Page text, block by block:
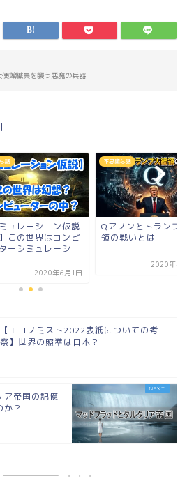
使館職員を襲う悪魔の兵器
話
ンとトランプ大統
いとは
不思議な話
【ロスチャイルドの
支配】アメリカ進出
2024年1
【エコノミスト2022表紙についての考
察】世界の照準は日本？
ア帝国の記憶
？